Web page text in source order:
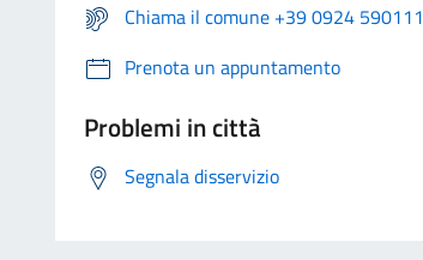
Chiama il comune +39 0924 590111
Prenota un appuntamento
Problemi in città
Segnala disservizio